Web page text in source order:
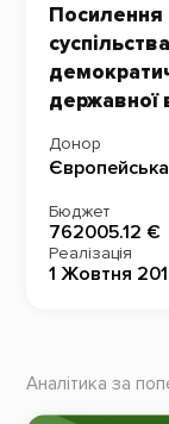
Посилення
державної
Донор
Європейська
Бюджет
762005.12 €
Реалізація
1 Жовтня
Аналітика за